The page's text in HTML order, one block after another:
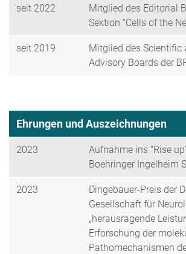
seit 2022 Mitglied des Editorial
Sektion “Cells of the
seit 2019
Mitglied des Scientific
Advisory Boards der
Ehrungen und Auszeichnungen
2023
Aufnahme ins “Rise
Boehringer Ingelheim
2023
Dingebauer-Preis der
Gesellschaft für
„herausragende
Erforschung der
Pathomechanismen